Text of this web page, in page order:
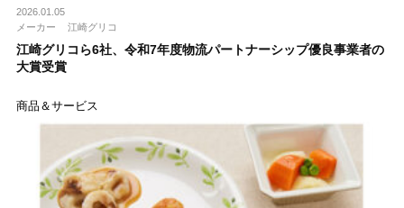
2026.01.05
メーカー
江崎グリコ
江崎グリコら6社、令和7年度物流パートナーシップ優良事業者の
大賞受賞
商品＆サービス